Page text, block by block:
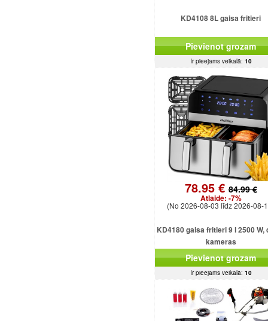
KD4108 8L gaisa fritieri
Pievienot grozam
Ir pieejams veikalā: 10
78.95 €84.99 €
Atlaide: -7%
(No 2026-08-03 līdz 2026-08-
KD4180 gaisa fritieri 9 l 2500 W,
kameras
Pievienot grozam
Ir pieejams veikalā: 10